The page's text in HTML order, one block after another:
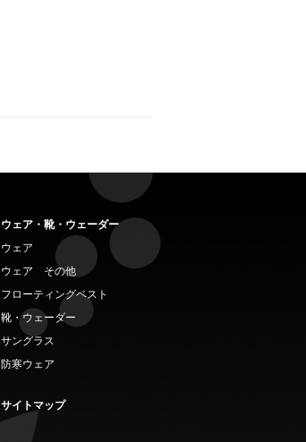
ウェア・靴・ウェーダー
ウェア
ウェア その他
フローティングベスト
靴・ウェーダー
サングラス
防寒ウェア
サイトマップ